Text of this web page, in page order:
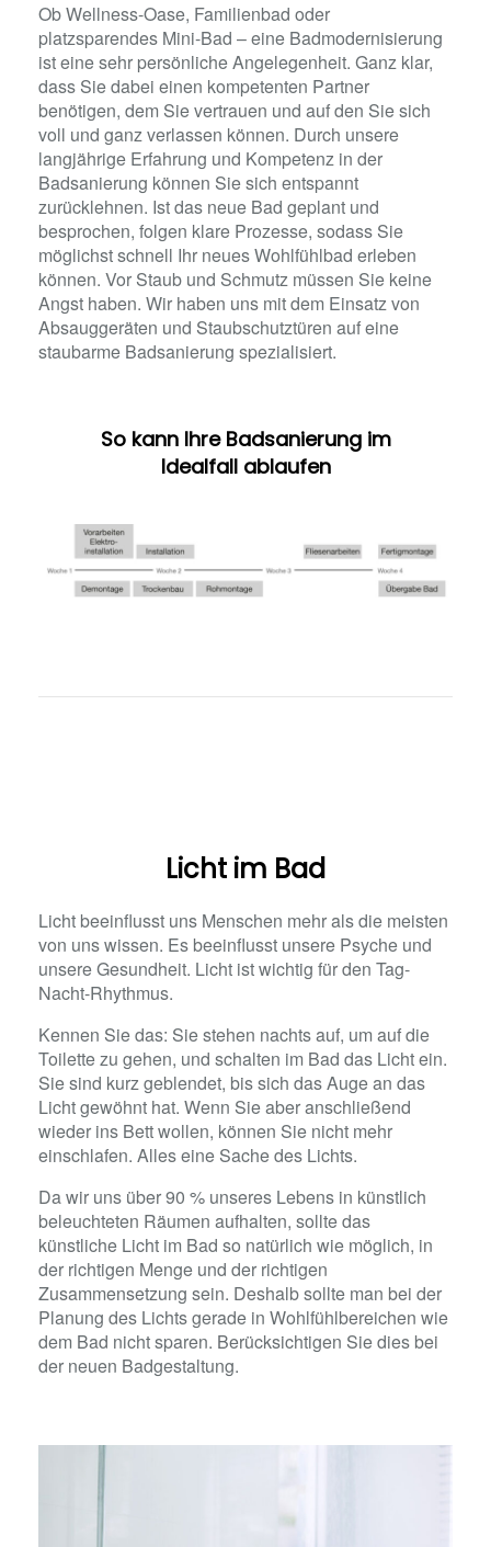
Ob Wellness-Oase, Familienbad oder
platzsparendes Mini-Bad – eine Badmodernisierung
ist eine sehr persönliche Angelegenheit. Ganz klar,
dass Sie dabei einen kompetenten Partner
benötigen, dem Sie vertrauen und auf den Sie sich
voll und ganz verlassen können. Durch unsere
langjährige Erfahrung und Kompetenz in der
Badsanierung können Sie sich entspannt
zurücklehnen. Ist das neue Bad geplant und
besprochen, folgen klare Prozesse, sodass Sie
möglichst schnell Ihr neues Wohlfühlbad erleben
können. Vor Staub und Schmutz müssen Sie keine
Angst haben. Wir haben uns mit dem Einsatz von
Absauggeräten und Staubschutztüren auf eine
staubarme Badsanierung spezialisiert.
So kann Ihre Badsanierung im
Idealfall ablaufen
Licht im Bad
Licht beeinflusst uns Menschen mehr als die meisten
von uns wissen. Es beeinflusst unsere Psyche und
unsere Gesundheit. Licht ist wichtig für den Tag-
Nacht-Rhythmus.
Kennen Sie das: Sie stehen nachts auf, um auf die
Toilette zu gehen, und schalten im Bad das Licht ein.
Sie sind kurz geblendet, bis sich das Auge an das
Licht gewöhnt hat. Wenn Sie aber anschließend
wieder ins Bett wollen, können Sie nicht mehr
einschlafen. Alles eine Sache des Lichts.
Da wir uns über 90 % unseres Lebens in künstlich
beleuchteten Räumen aufhalten, sollte das
künstliche Licht im Bad so natürlich wie möglich, in
der richtigen Menge und der richtigen
Zusammensetzung sein. Deshalb sollte man bei der
Planung des Lichts gerade in Wohlfühlbereichen wie
dem Bad nicht sparen. Berücksichtigen Sie dies bei
der neuen Badgestaltung.